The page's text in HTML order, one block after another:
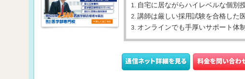
1. 自宅に居ながらハイレベルな個別
2. 講師は厳しい採用試験を合格した
3. オンラインでも手厚いサポート体